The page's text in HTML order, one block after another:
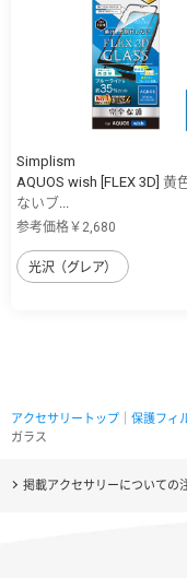
Simplism
AQUOS wish [FLEX 3D] 黄
ないブ...
参考価格￥2,680
光沢（グレア）
アクセサリートップ 保護フィ
ガラス
掲載アクセサリーについての